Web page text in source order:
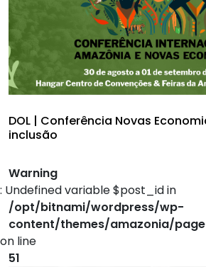
DOL | Conferência Novas
inclusão
Warning
: Undefined variable $post_id in
/opt/bitnami/wordpress/wp-
content/themes/amazonia/
on line
51